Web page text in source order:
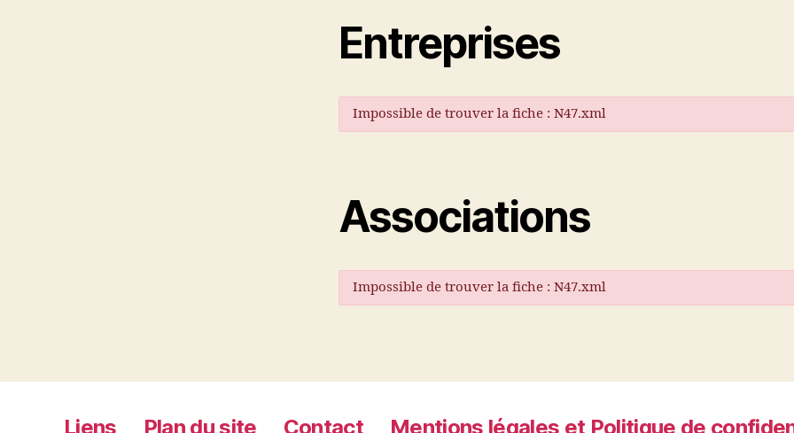
Entreprises
Impossible de trouver la fiche : N47.xml
Associations
Impossible de trouver la fiche : N47.xml
Liens Plan du site Contact Mentions légales et Politique de